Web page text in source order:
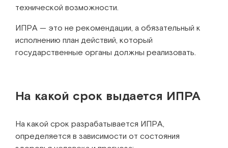
технической возможности.
ИПРА — это не рекомендации, а обязательный к
исполнению план действий, который
государственные органы должны реализовать.
На какой срок выдается ИПРА
На какой срок разрабатывается ИПРА,
определяется в зависимости от состояния